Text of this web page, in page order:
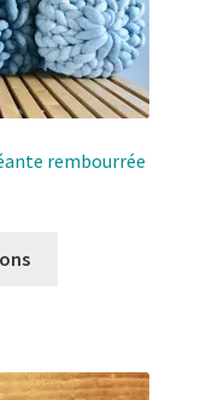
rembourrée
variantes.